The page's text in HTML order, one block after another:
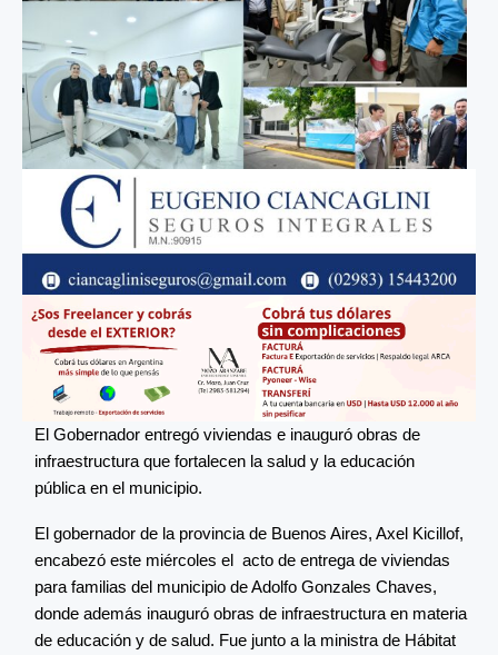
El Gobernador entregó viviendas e inauguró obras de
infraestructura que fortalecen la salud y la educación
pública en el municipio.
El gobernador de la provincia de Buenos Aires, Axel Kicillof,
encabezó este miércoles el acto de entrega de viviendas
para familias del municipio de Adolfo Gonzales Chaves,
donde además inauguró obras de infraestructura en materia
de educación y de salud. Fue junto a la ministra de Hábitat